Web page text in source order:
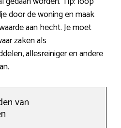
door de woning en maak
aan hecht. Je moet
zaken als
allesreiniger en andere
van